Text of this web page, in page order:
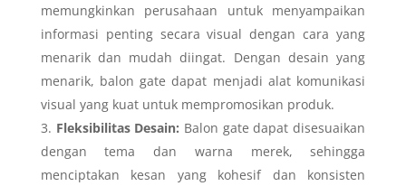
memungkinkan perusahaan untuk menyampaikan
informasi penting secara visual dengan cara yang
menarik dan mudah diingat. Dengan desain yang
menarik, balon gate dapat menjadi alat komunikasi
visual yang kuat untuk mempromosikan produk.
Fleksibilitas Desain: Balon gate dapat disesuaikan
dengan tema dan warna merek, sehingga
menciptakan kesan yang kohesif dan konsisten